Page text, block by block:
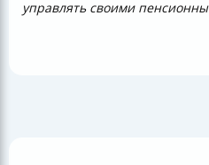
управлять своими